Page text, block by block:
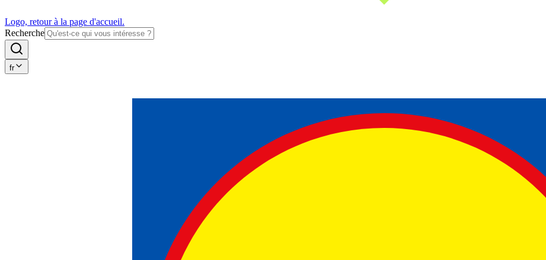
Logo, retour à la page d'accueil.
Recherche
fr